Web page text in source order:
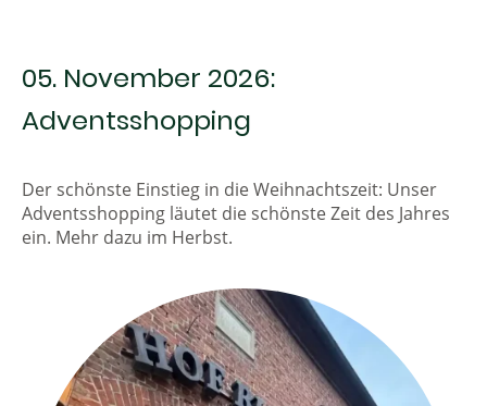
05. November 2026:
Adventsshopping
Der schönste Einstieg in die Weihnachtszeit: Unser
Adventsshopping läutet die schönste Zeit des Jahres
ein. Mehr dazu im Herbst.